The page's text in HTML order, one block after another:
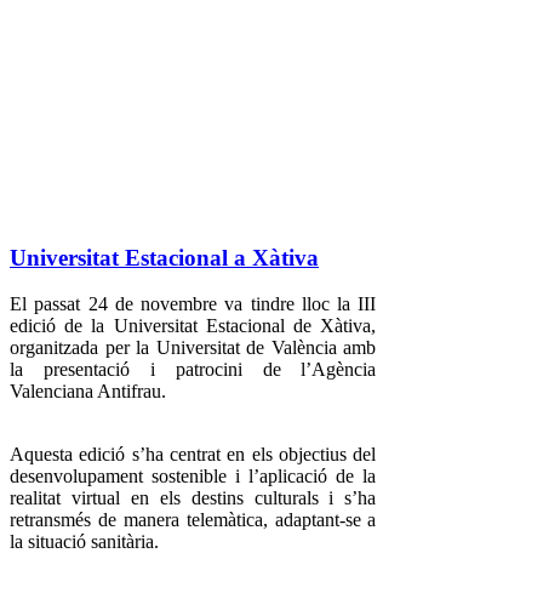
Universitat Estacional a Xàtiva
El passat 24 de novembre va tindre lloc la III
edició de la Universitat Estacional de Xàtiva,
organitzada per la Universitat de València amb
la presentació i patrocini de l’Agència
Valenciana Antifrau.
Aquesta edició s’ha centrat en els objectius del
desenvolupament sostenible i l’aplicació de la
realitat virtual en els destins culturals i s’ha
retransmés de manera telemàtica, adaptant-se a
la situació sanitària.